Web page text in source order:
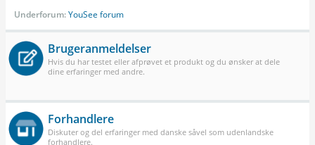
Underforum:YouSee forum
Brugeranmeldelser
Hvis du har testet eller afprøvet et produkt og du ønsker at dele
dine erfaringer med andre.
Forhandlere
Diskuter og del erfaringer med danske såvel som udenlandske
forhandlere.